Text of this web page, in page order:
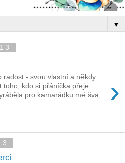
▼
›
radost - svou vlastní a někdy
kdo si přáníčka přeje.
pro kamarádku mé šva...